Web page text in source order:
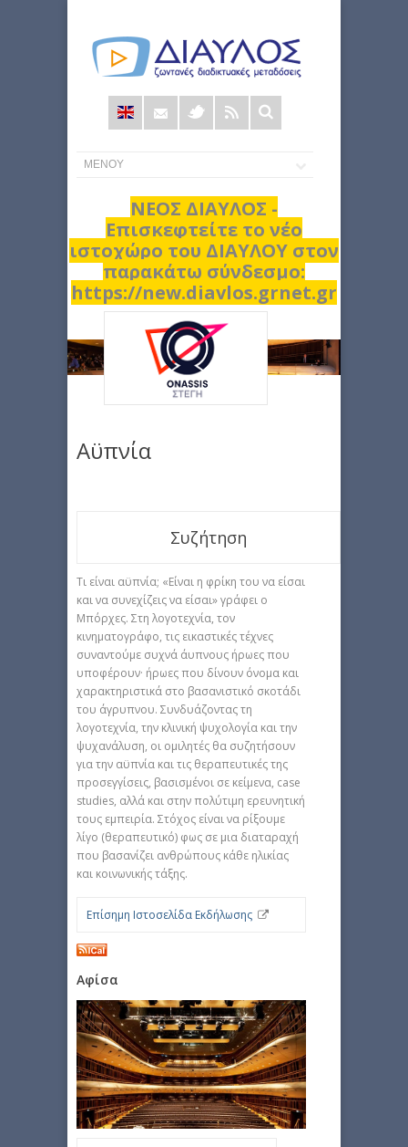
Φόρμα
αναζήτησης
ΝΕΟΣ ΔΙΑΥΛΟΣ -
Επισκεφτείτε το νέο
ιστοχώρο του ΔΙΑΥΛΟΥ στον
παρακάτω σύνδεσμο:
https://new.diavlos.grnet.gr
Αϋπνία
Συζήτηση
Τι είναι αϋπνία; «Είναι η φρίκη του να είσαι
και να συνεχίζεις να είσαι» γράφει ο
Μπόρχες. Στη λογοτεχνία, τον
κινηματογράφο, τις εικαστικές τέχνες
συναντούμε συχνά άυπνους ήρωες που
υποφέρουν· ήρωες που δίνουν όνομα και
χαρακτηριστικά στο βασανιστικό σκοτάδι
του άγρυπνου. Συνδυάζοντας τη
λογοτεχνία, την κλινική ψυχολογία και την
ψυχανάλυση, οι ομιλητές θα συζητήσουν
για την αϋπνία και τις θεραπευτικές της
προσεγγίσεις, βασισμένοι σε κείμενα, case
studies, αλλά και στην πολύτιμη ερευνητική
τους εμπειρία. Στόχος είναι να ρίξουμε
λίγο (θεραπευτικό) φως σε μια διαταραχή
που βασανίζει ανθρώπους κάθε ηλικίας
και κοινωνικής τάξης.
Επίσημη Ιστοσελίδα Εκδήλωσης
Αφίσα